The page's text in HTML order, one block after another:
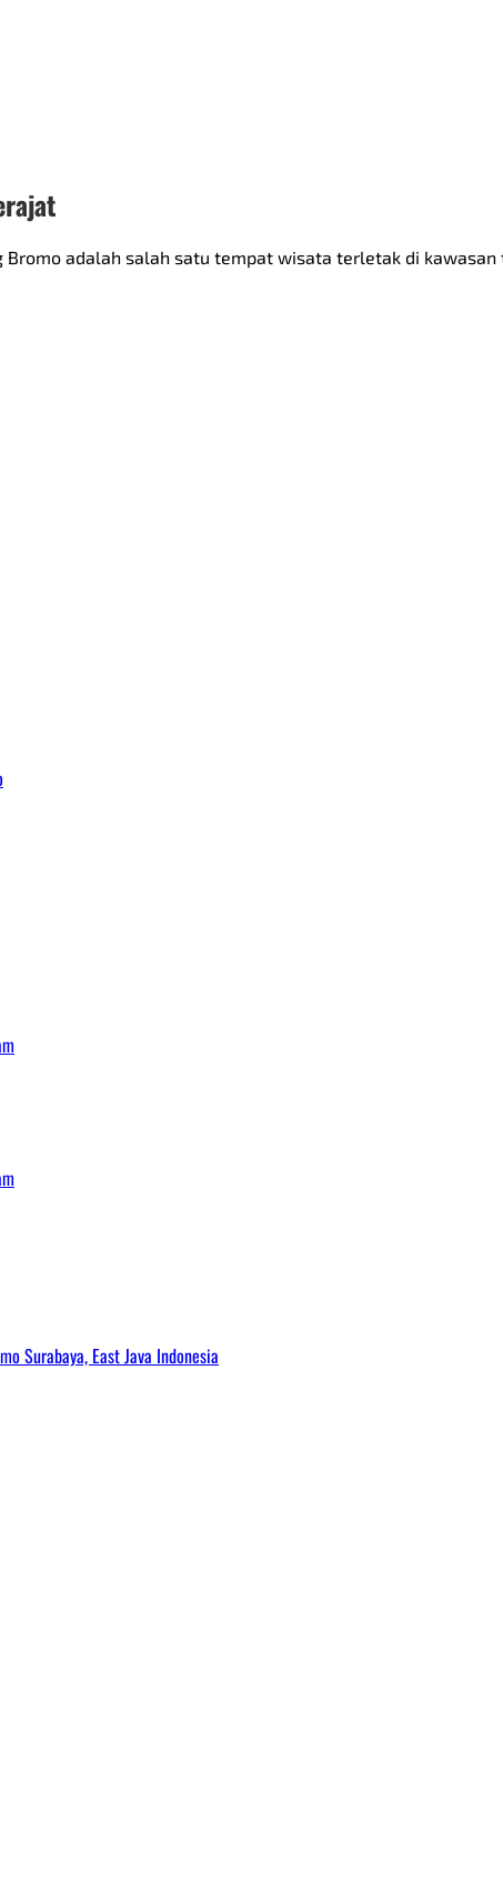
adalah salah satu tempat wisata terletak di kawasan
Surabaya, East Java Indonesia